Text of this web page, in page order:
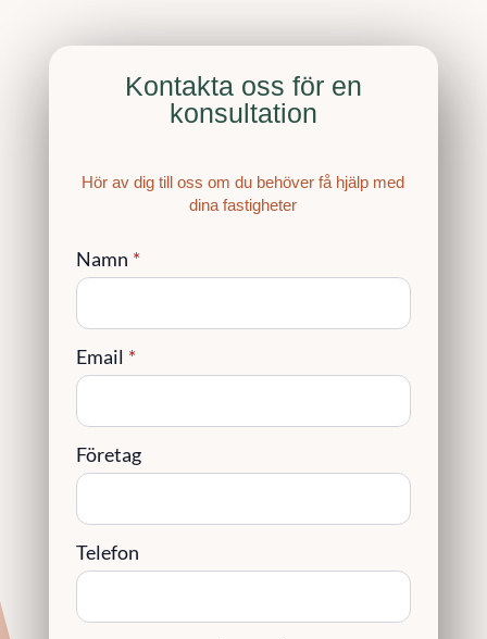
Kontakta oss för en
konsultation
Hör av dig till oss om du behöver få hjälp med
dina fastigheter
Namn *
Email *
Företag
Telefon